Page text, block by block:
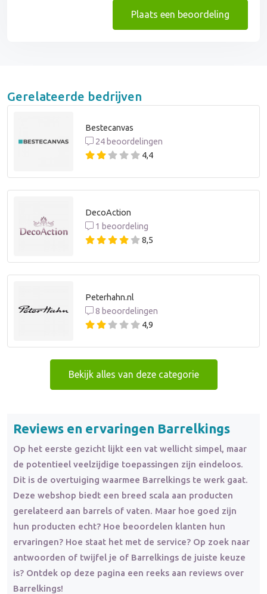
Plaats een beoordeling
Gerelateerde bedrijven
Bestecanvas
24 beoordelingen
4,4
DecoAction
1 beoordeling
8,5
Peterhahn.nl
8 beoordelingen
4,9
Bekijk alles van deze categorie
Reviews en ervaringen Barrelkings
Op het eerste gezicht lijkt een vat wellicht simpel, maar
de potentieel veelzijdige toepassingen zijn eindeloos.
Dit is de overtuiging waarmee Barrelkings te werk gaat.
Deze webshop biedt een breed scala aan producten
gerelateerd aan barrels of vaten. Maar hoe goed zijn
hun producten echt? Hoe beoordelen klanten hun
ervaringen? Hoe staat het met de service? Op zoek naar
antwoorden of twijfel je of Barrelkings de juiste keuze
is? Ontdek op deze pagina een reeks aan reviews over
Barrelkings!